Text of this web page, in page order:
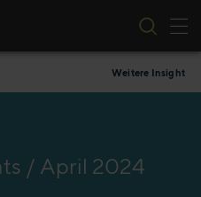
Weitere Insight
/ April 2024